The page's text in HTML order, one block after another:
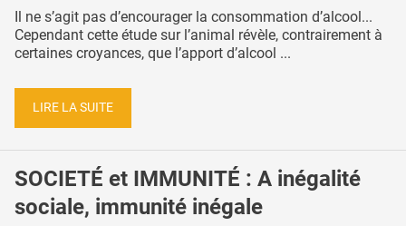
Il ne s’agit pas d’encourager la consommation d’alcool...
Cependant cette étude sur l’animal révèle, contrairement à
certaines croyances, que l’apport d’alcool ...
LIRE LA SUITE
SOCIETÉ et IMMUNITÉ : A inégalité
sociale, immunité inégale